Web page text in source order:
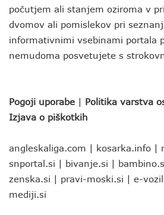
počutjem ali stanjem oziroma v
dvomov ali pomislekov pri
informativnimi vsebinami portala
nemudoma posvetujete s
Pogoji uporabe | Politika varstva
Izjava o piškotkih
angleskaliga.com | kosarka.info |
snportal.si | bivanje.si |
zenska.si | pravi-moski.si | e-
mediji.si